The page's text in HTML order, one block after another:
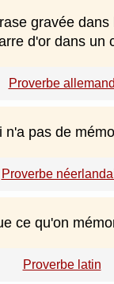
gravée
d'or dans un
Proverbe allemand
n'a pas de
Proverbe
ce qu'on
Proverbe latin